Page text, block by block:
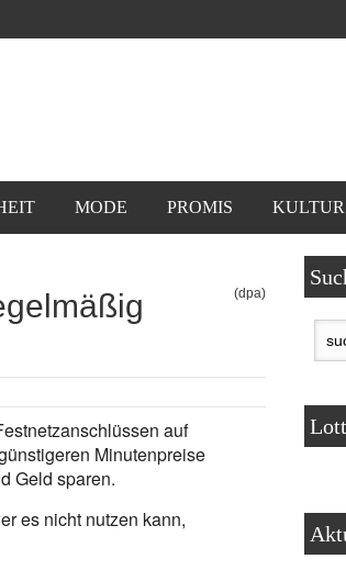
MODE PROMIS KULTUR
(dpa)
auf
Minutenpreise
Geld sparen.
es nicht nutzen kann,